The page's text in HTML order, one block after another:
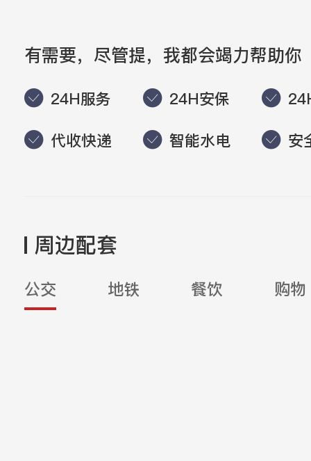
有需要，尽管提，我都会竭力帮助你
24H服务 24H安保
代收快递
智能水电 安
周边配套
公交 地铁 餐饮 购物